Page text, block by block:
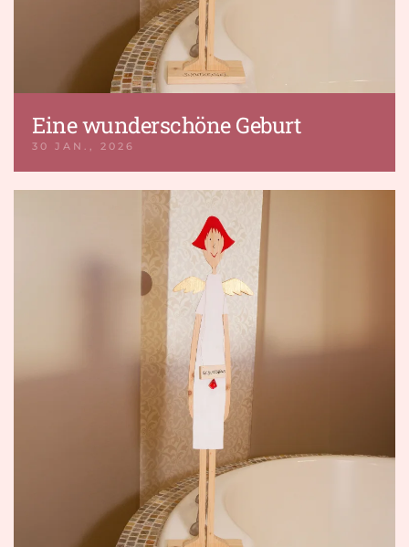
Eine wunderschöne Geburt
30 JAN., 2026